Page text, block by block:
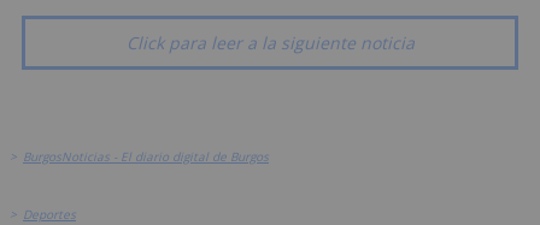
Click para leer a la siguiente noticia
> BurgosNoticias - El diario digital de Burgos
> Deportes